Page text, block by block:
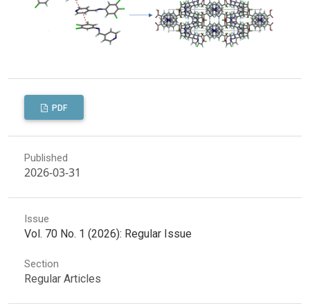
PDF
Published
2026-03-31
Issue
Vol. 70 No. 1 (2026): Regular Issue
Section
Regular Articles